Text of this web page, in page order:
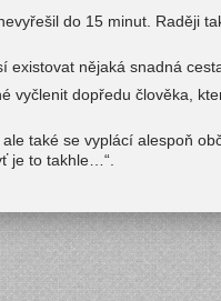
do 15 minut. Raději
existovat nějaká snadná
vyčlenit dopředu člověka,
také se vyplácí alespoň
je to takhle…“.